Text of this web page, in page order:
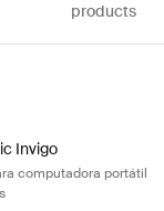
products
Invigo backpack 14"
Invigo
computadora portátil